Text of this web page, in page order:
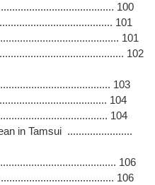
100
101
101
102
103
104
104
in Tamsui .......................
106
106